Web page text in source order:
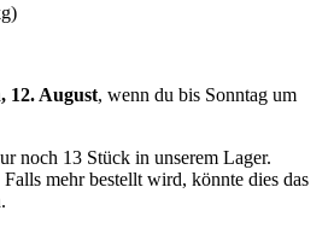
12. August, wenn du bis Sonntag um
noch 13 Stück in unserem Lager.
mehr bestellt wird, könnte dies das